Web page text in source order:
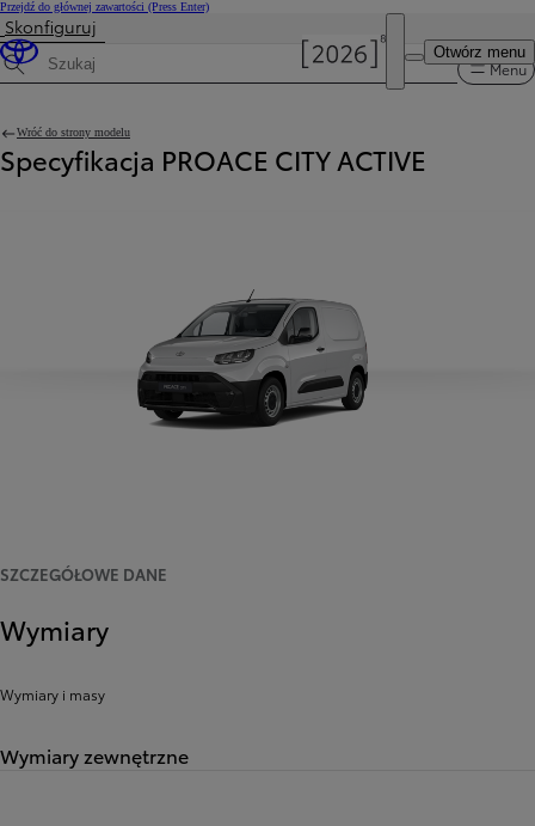
Przejdź do głównej zawartości (Press Enter)
Otwórz menu
Skonfiguruj
Wyszukaj dane techniczne Menu
Wróć do strony modelu
Specyfikacja PROACE CITY ACTIVE
SZCZEGÓŁOWE DANE
Wymiary
Wymiary i masy
Wymiary zewnętrzne